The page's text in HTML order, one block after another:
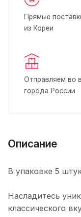
Прямые
из Кореи
Отправляем во
города России
Описание
В упаковке 5
Насладитесь
классического